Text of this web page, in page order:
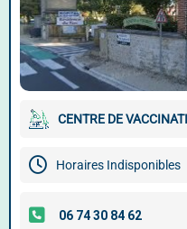
CENTRE DE
Horaires Indisponibles